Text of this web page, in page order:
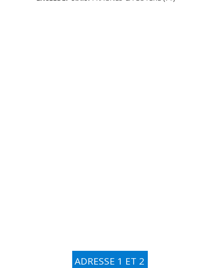
ADRESSE 1 ET 2